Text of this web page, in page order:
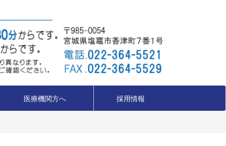
医療機関方へ 採用情報